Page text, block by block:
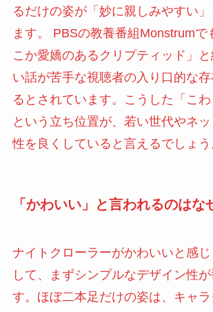
るだけの姿が「妙に親しみやすい
ます。 PBSの教養番組Monstrumで
こか愛嬌のあるクリプティッド」
い話が苦手な視聴者の入り口的な
るとされています。こうした「こわ
という立ち位置が、若い世代やネ
性を良くしていると言えるでしょう
「かわいい」と言われるのはな
ナイトクローラーがかわいいと感じ
して、まずシンプルなデザイン性
す。ほぼ二本足だけの姿は、キャ